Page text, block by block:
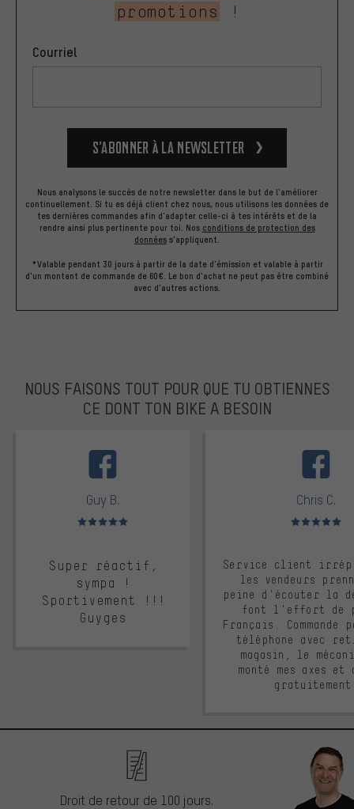
promotions
!
Courriel
S’abonner à la newsletter
Nous analysons le succès de notre newsletter dans le but de l'améliorer
continuellement. Si tu es déjà client chez nous, nous utilisons les données de
tes dernières commandes afin d'adapter celle-ci à tes intérêts et de la
rendre ainsi plus pertinente pour toi. Nos conditions de protection des
données s'appliquent.
*Valable pendant 30 jours à partir de la date d'émission et valable à partir
d'un montant de commande de 60€. Le bon d'achat ne peut pas être combiné
avec d'autres actions.
NOUS FAISONS TOUT POUR QUE TU OBTIENNES
CE DONT TON BIKE A BESOIN
Guy B.
Note moyenne : 5 sur 5
Super réactif,
sympa !
Sportivement !!!
Guyges
Chris C.
Note moyenne :
Service client
les vendeurs
peine d'écouter la
font l'effort de
Français. Commande
téléphone avec
magasin, le
monté mes axes et
Droit de retour de 100 jours.